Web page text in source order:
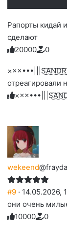
Рапорты кидай
сделают
Голосуйте
вверх.
2
Нажмите
реакцию:
улыбаюсь
0
Нажмите
реакцию:
смеюсь
до
слез
0
Нажмите
реакцию:
печаль
0
Нажмите
реакцию:
плачу
0 0
отреагировали
wekeend
#9 · 14.05.2026,
они очень
Голосуйте
1
Нажмите
0
Нажмите
0
Нажмите
0
Нажмите
0 0